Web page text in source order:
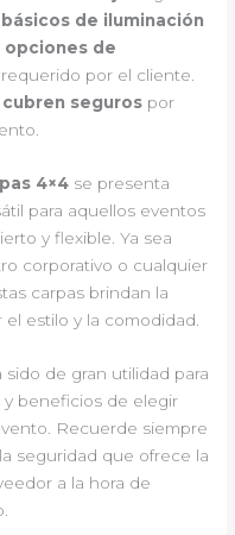
de iluminación
opciones de
por el cliente.
cubren seguros por
4×4 se presenta
para aquellos eventos
y flexible. Ya sea
corporativo o cualquier
carpas brindan la
estilo y la comodidad.
de gran utilidad para
beneficios de elegir
Recuerde siempre
seguridad que ofrece la
a la hora de